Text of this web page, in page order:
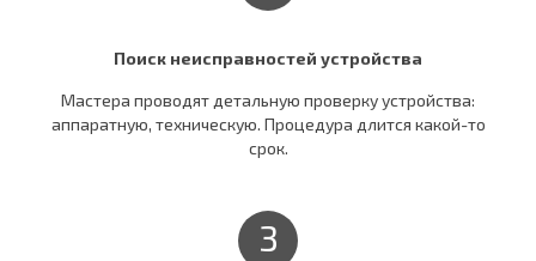
Поиск неисправностей устройства
Мастера проводят детальную проверку устройства:
аппаратную, техническую. Процедура длится какой-то
срок.
3